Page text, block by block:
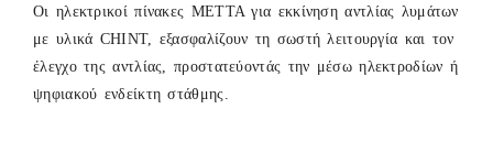
Οι ηλεκτρικοί πίνακες ΜΕΤΤΑ για εκκίνηση αντλίας λυμάτων
με υλικά CHINT, εξασφαλίζουν τη σωστή λειτουργία και τον
έλεγχο της αντλίας, προστατεύοντάς την μέσω ηλεκτροδίων ή
ψηφιακού ενδείκτη στάθμης.